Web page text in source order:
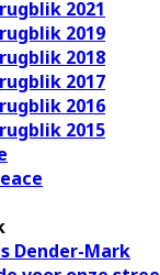
2021
2019
2018
2017
2016
2015
Dender-Mark